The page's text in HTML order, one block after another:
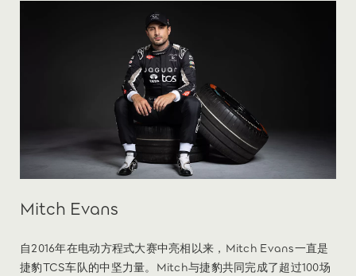
Mitch Evans
自2016年在电动方程式大赛中亮相以来，Mitch Evans一直是
捷豹TCS车队的中坚力量。Mitch与捷豹共同完成了超过100场